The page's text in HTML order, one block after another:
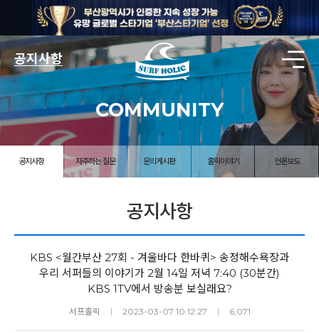
공지사항
COMMUNITY
공지사항 자주하는 질문 문의게시판 홀릭이야기 언론보도
공지사항
KBS <월간부산 27회 - 겨울바다 한바퀴> 송정해수욕장과
우리 서퍼들의 이야기가 2월 14일 저녁 7:40 (30분간)
KBS 1TV에서 방송분 보실래요?
서프홀릭 ㅣ 2023-03-07 10:12:27 ㅣ 6,071